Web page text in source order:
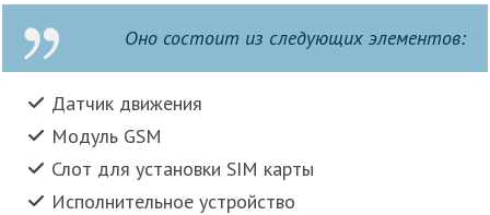
Оно состоит из следующих элементов:
Датчик движения
Модуль GSM
Слот для установки SIM карты
Исполнительное устройство